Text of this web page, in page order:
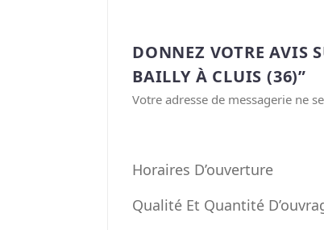
DONNEZ VOTRE AVIS
BAILLY À CLUIS (36)”
Votre adresse de messagerie ne
Horaires D’ouverture
Qualité Et Quantité